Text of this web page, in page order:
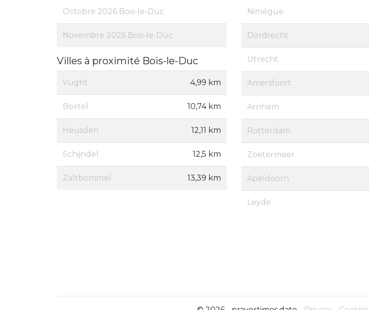
Octobre 2026 Bois-le-Duc
Novembre 2026 Bois-le-Duc
Villes à proximité Bois-le-Duc
Vught 4,99 km
Boxtel 10,74 km
Heusden 12,11 km
Schijndel 12,5 km
Zaltbommel 13,39 km
Nimègue
Dordrecht
Utrecht
Amersfoort
Arnhem
Rotterdam
Zoetermeer
Apeldoorn
Leyde